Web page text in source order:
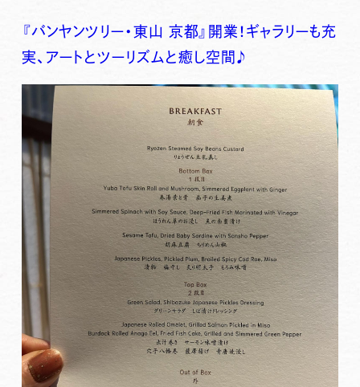
『バンヤンツリー・東山 京都』開業！ギャラリーも充
実、アートとツーリズムと癒し空間♪